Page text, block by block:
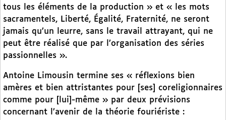
tous les éléments de la production » et « les mots
sacramentels, Liberté, Égalité, Fraternité, ne seront
jamais qu’un leurre, sans le travail attrayant, qui ne
peut être réalisé que par l’organisation des séries
passionnelles ».
Antoine Limousin termine ses « réflexions bien
amères et bien attristantes pour [ses] coreligionnaires
comme pour [lui]-même » par deux prévisions
concernant l’avenir de la théorie fouriériste :